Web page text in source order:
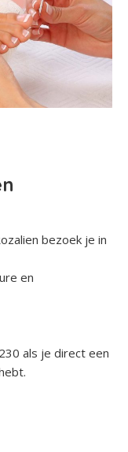
bezoek je in
en
als je direct een